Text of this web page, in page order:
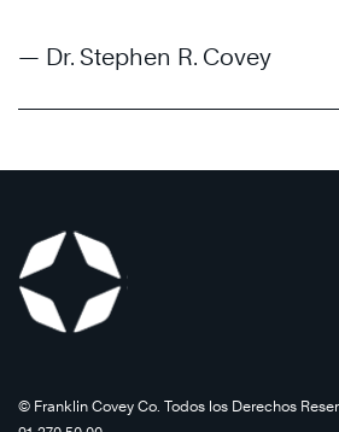
— Dr. Stephen R. Covey
©️ Franklin Covey Co. Todos los Derechos